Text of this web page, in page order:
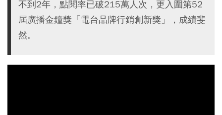
不到2年，點閱率已破215萬人次，更入圍第52
屆廣播金鐘獎「電台品牌行銷創新獎」，成績斐
然。